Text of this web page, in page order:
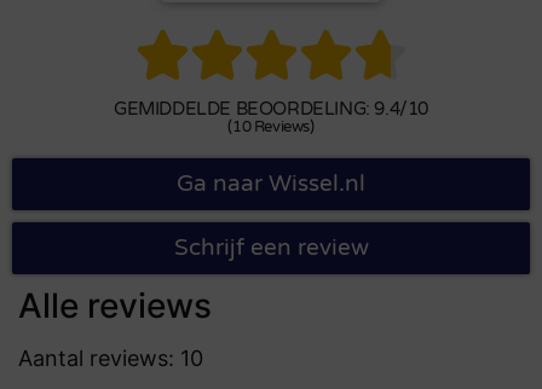

GEMIDDELDE BEOORDELING: 9.4/10
(10 Reviews)
Ga naar Wissel.nl
Schrijf een review
Alle reviews
Aantal reviews: 10